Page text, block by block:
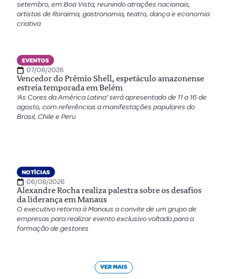
setembro, em Boa Vista, reunindo atrações nacionais,
artistas de Roraima, gastronomia, teatro, dança e economia
criativa
EVENTOS
07/08/2026
Vencedor do Prêmio Shell, espetáculo amazonense
estreia temporada em Belém
‘As Cores da América Latina’ será apresentado de 11 a 16 de
agosto, com referências a manifestações populares do
Brasil, Chile e Peru
NOTÍCIAS
06/08/2026
Alexandre Rocha realiza palestra sobre os desafios
da liderança em Manaus
O executivo retorna à Manaus a convite de um grupo de
empresas para realizar evento exclusivo voltado para a
formação de gestores
VER MAIS